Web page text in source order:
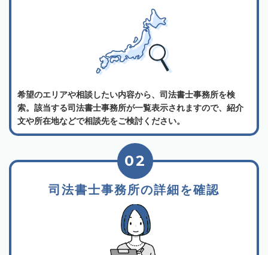
希望のエリアや相談したい内容から、司法書士事務所を検
索。該当する司法書士事務所が一覧表示されますので、紹介
文や所在地などで相談先をご検討ください。
司法書士事務所の詳細を確認
02